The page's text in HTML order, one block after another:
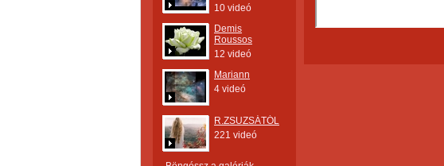
10 videó
Demis
Roussos
12 videó
Mariann
4 videó
R.ZSUZSÁTÓL
221 videó